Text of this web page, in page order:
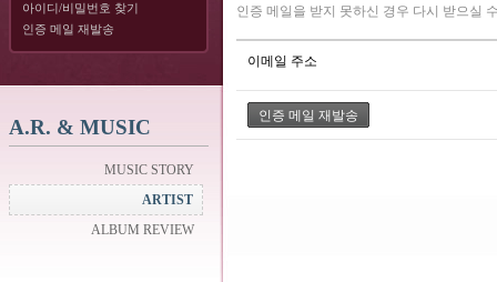
아이디/비밀번호 찾기
인증 메일 재발송
A.R. & MUSIC
MUSIC STORY
ARTIST
ALBUM REVIEW
인증 메일을 받지 못하신 경우 다시 받으실
이메일 주소